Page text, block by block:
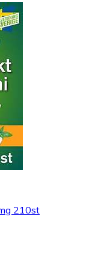
210st